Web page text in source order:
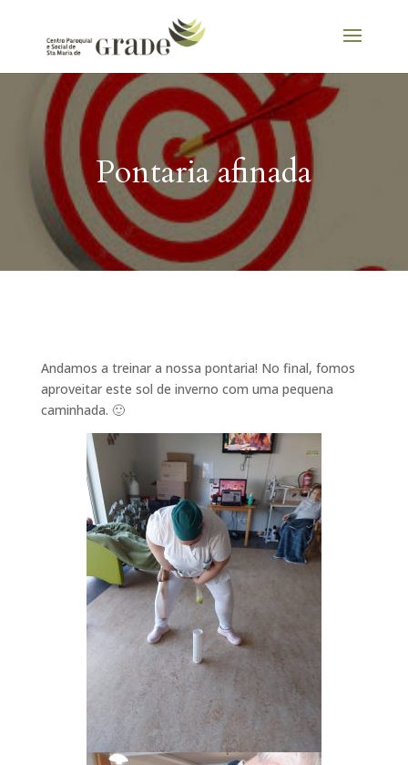
Pontaria afinada
Andamos a treinar a nossa pontaria! No final, fomos
aproveitar este sol de inverno com uma pequena
caminhada. 🙂